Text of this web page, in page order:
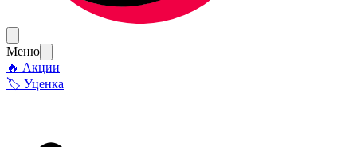
Меню
🔥 Акции
🏷 Уценка